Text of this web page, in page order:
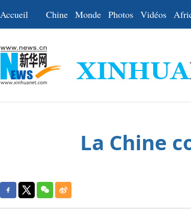
Accueil Chine Monde Photos Vidéos
La Chine